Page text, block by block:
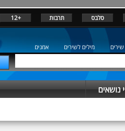
סלבס תרבות +12
שירים מילים לשירים אמנים
נושאים